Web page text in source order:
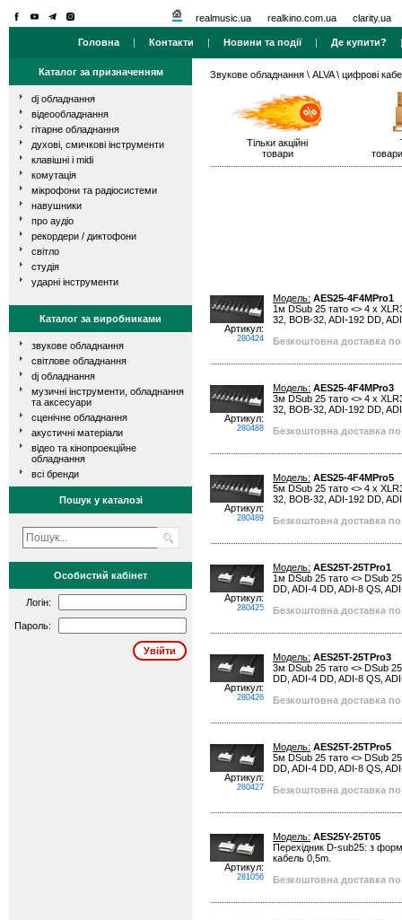
realmusic.ua realkino.com.ua clarity.ua
Головна | Контакти | Новини та події| Де купити?
Каталог за призначенням
dj обладнання
відеообладнання
гітарне обладнання
духові, смичкові інструменти
клавішні і midi
комутація
мікрофони та радіосистеми
навушники
про аудіо
рекордери / диктофони
світло
студія
ударні інструменти
Каталог за виробниками
звукове обладнання
світлове обладнання
dj обладнання
музичні інструменти, обладнання
та аксесуари
сценічне обладнання
акустичні матеріали
відео та кінопроекційне
обладнання
всі бренди
Пошук у каталозі
Особистий кабінет
Логін:
Пароль:
Звукове обладнання \ ALVA\ цифрові
Тільки акційні
товари
Артикул:
280424
Модель: AES25-4F4MPro1
1м DSub 25 тато <> 4 x
32, BOB-32, ADI-192 DD,
Безкоштовна доставка по
Артикул:
280488
Модель: AES25-4F4MPro3
3м DSub 25 тато <> 4 x
32, BOB-32, ADI-192 DD,
Безкоштовна доставка по
Артикул:
280489
Модель: AES25-4F4MPro5
5м DSub 25 тато <> 4 x
32, BOB-32, ADI-192 DD,
Безкоштовна доставка по
Артикул:
280425
Модель: AES25T-25TPro1
1м DSub 25 тато <> DSub
DD, ADI-4 DD, ADI-8 QS,
Безкоштовна доставка по
Артикул:
280426
Модель: AES25T-25TPro3
3м DSub 25 тато <> DSub
DD, ADI-4 DD, ADI-8 QS,
Безкоштовна доставка по
Артикул:
280427
Модель: AES25T-25TPro5
5м DSub 25 тато <> DSub
DD, ADI-4 DD, ADI-8 QS,
Безкоштовна доставка по
Артикул:
281056
Модель: AES25Y-25T05
Перехідник D-sub25: з
кабель 0,5m.
Безкоштовна доставка по